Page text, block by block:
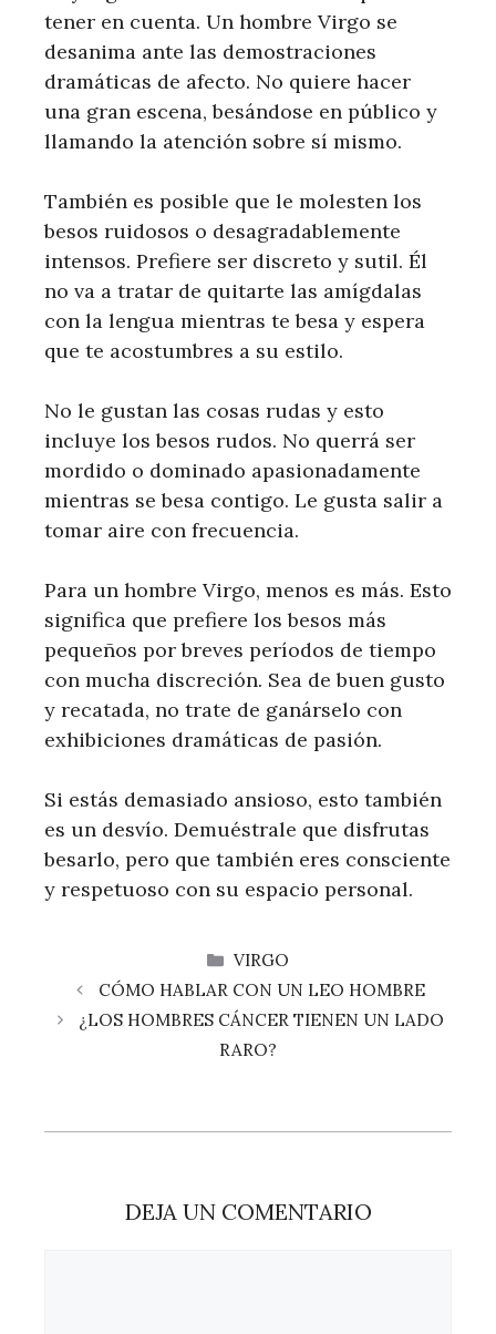
tener en cuenta. Un hombre Virgo se
desanima ante las demostraciones
dramáticas de afecto. No quiere hacer
una gran escena, besándose en público y
llamando la atención sobre sí mismo.
También es posible que le molesten los
besos ruidosos o desagradablemente
intensos. Prefiere ser discreto y sutil. Él
no va a tratar de quitarte las amígdalas
con la lengua mientras te besa y espera
que te acostumbres a su estilo.
No le gustan las cosas rudas y esto
incluye los besos rudos. No querrá ser
mordido o dominado apasionadamente
mientras se besa contigo. Le gusta salir a
tomar aire con frecuencia.
Para un hombre Virgo, menos es más. Esto
significa que prefiere los besos más
pequeños por breves períodos de tiempo
con mucha discreción. Sea de buen gusto
y recatada, no trate de ganárselo con
exhibiciones dramáticas de pasión.
Si estás demasiado ansioso, esto también
es un desvío. Demuéstrale que disfrutas
besarlo, pero que también eres consciente
y respetuoso con su espacio personal.
CATEGORÍAS
VIRGO
CÓMO HABLAR CON UN LEO HOMBRE
¿LOS HOMBRES CÁNCER TIENEN UN LADO
RARO?
DEJA UN COMENTARIO